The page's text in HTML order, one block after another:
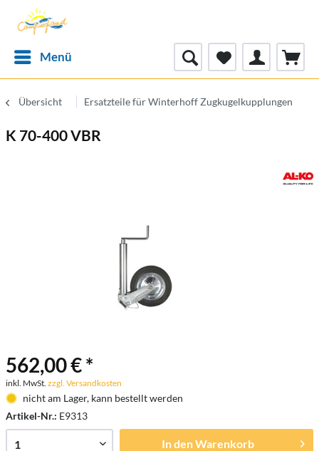
Menü
Übersicht Ersatzteile für Winterhoff Zugkugelkupplungen
K 70-400 VBR
562,00 € *
inkl. MwSt. zzgl. Versandkosten
nicht am Lager, kann bestellt werden
Artikel-Nr.: E9313
In denWarenkorb